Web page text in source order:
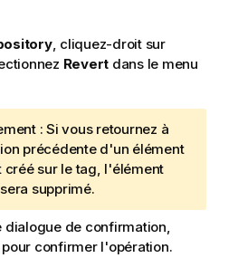
, cliquez-droit sur
Revert dans le menu
: Si vous retournez à
précédente d'un élément
créé sur le tag, l'élément
supprimé.
dialogue de confirmation,
pour confirmer l'opération.